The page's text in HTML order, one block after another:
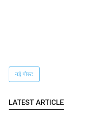
नई पोस्ट
LATEST ARTICLE